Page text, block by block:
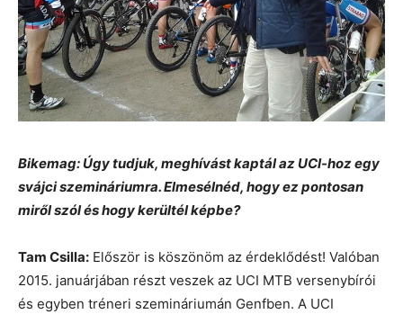
Bikemag: Úgy tudjuk, meghívást kaptál az UCI-hoz egy
svájci szemináriumra. Elmesélnéd, hogy ez pontosan
miről szól és hogy kerültél képbe?
Tam Csilla: Először is köszönöm az érdeklődést! Valóban
2015. januárjában részt veszek az UCI MTB versenybírói
és egyben tréneri szemináriumán Genfben. A UCI